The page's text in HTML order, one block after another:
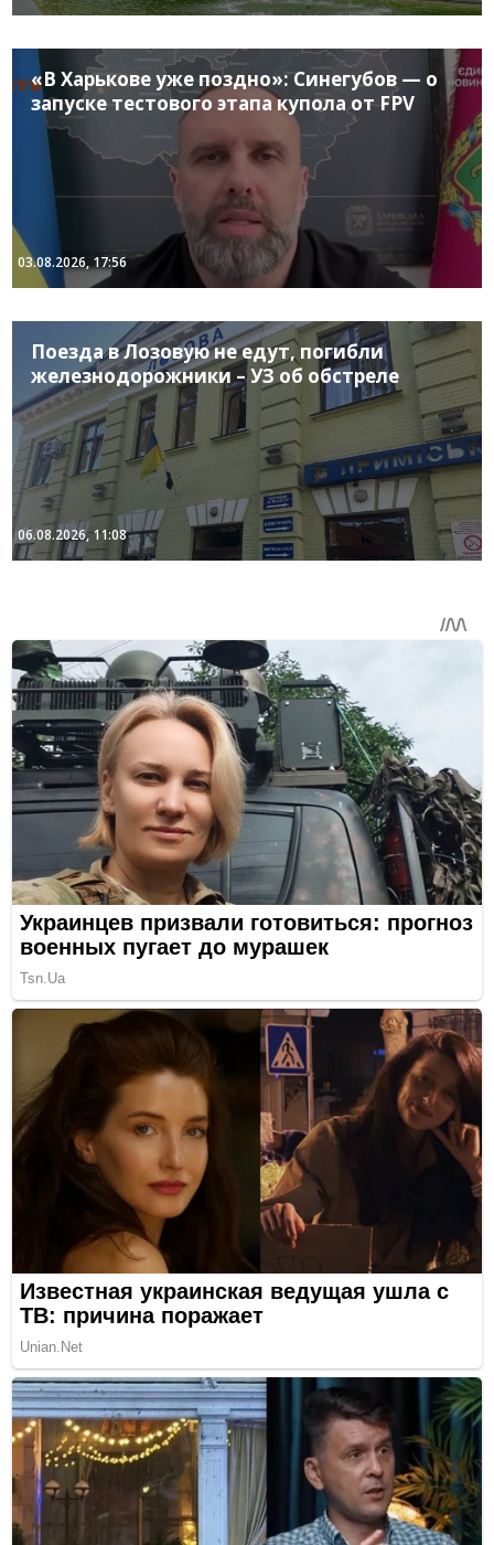
«В Харькове уже поздно»: Синегубов — о
запуске тестового этапа купола от FPV
03.08.2026, 17:56
Поезда в Лозовую не едут, погибли
железнодорожники – УЗ об обстреле
06.08.2026, 11:08